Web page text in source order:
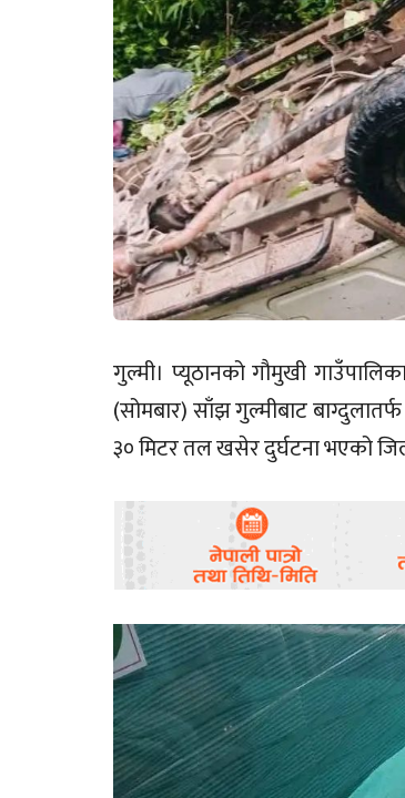
गुल्मी। प्यूठानको गौमुखी
(सोमबार) साँझ गुल्मीबाट
३० मिटर तल खसेर दुर्घटना भएको